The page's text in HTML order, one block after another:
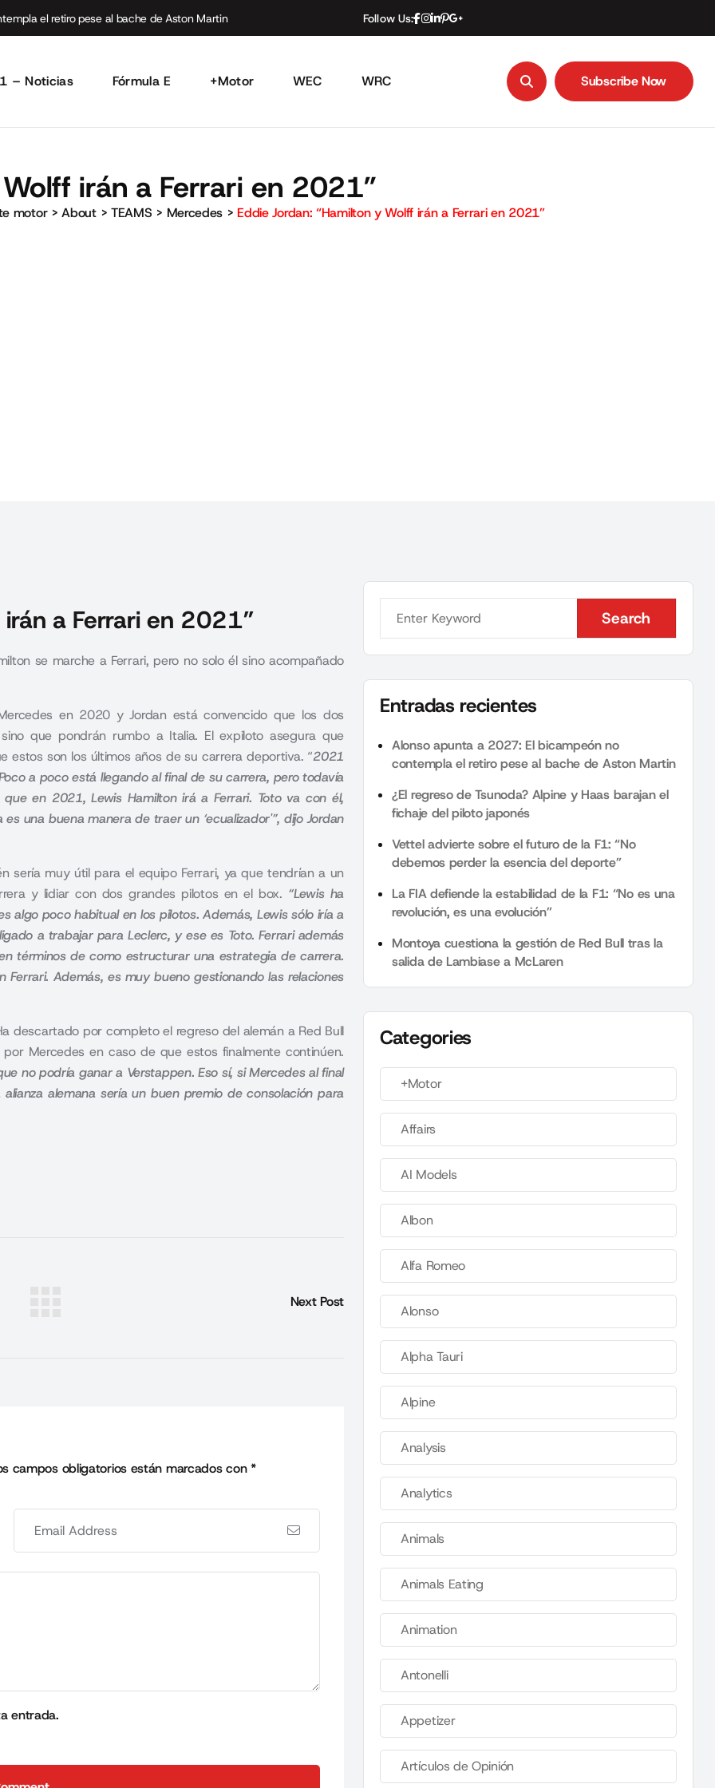
el retiro pese al bache de Aston Martin Follow Us:
– Noticias Fórmula E +Motor WEC WRC Subscribe Now
irán a Ferrari en 2021”
motor>About> TEAMS > Mercedes >Eddie Jordan: “Hamilton y Wolff irán a Ferrari en 2021”
a Ferrari en 2021”
se marche a Ferrari, pero no solo él sino acompañado
en 2020 y Jordan está convencido que los dos
que pondrán rumbo a Italia. El expiloto asegura que
estos son los últimos años de su carrera deportiva. “2021
a poco está llegando al final de su carrera, pero todavía
que en 2021, Lewis Hamilton irá a Ferrari. Toto va con él,
una buena manera de traer un ‘ecualizador'”, dijo Jordan
sería muy útil para el equipo Ferrari, ya que tendrían a un
y lidiar con dos grandes pilotos en el box. “Lewis ha
algo poco habitual en los pilotos. Además, Lewis sólo iría a
a trabajar para Leclerc, y ese es Toto. Ferrari además
términos de como estructurar una estrategia de carrera.
Además, es muy bueno gestionando las relaciones
descartado por completo el regreso del alemán a Red Bull
Mercedes en caso de que estos finalmente continúen.
no podría ganar a Verstappen. Eso sí, si Mercedes al final
alianza alemana sería un buen premio de consolación para
Next Post
campos obligatorios están marcados con*
entrada.
Search
Search
Entradas recientes
Alonso apunta a 2027: El bicampeón no
contempla el retiro pese al bache de Aston Martin
¿El regreso de Tsunoda? Alpine y Haas barajan el
fichaje del piloto japonés
Vettel advierte sobre el futuro de la F1: “No
debemos perder la esencia del deporte”
La FIA defiende la estabilidad de la F1: “No es una
revolución, es una evolución”
Montoya cuestiona la gestión de Red Bull tras la
salida de Lambiase a McLaren
Categories
+Motor
Affairs
AI Models
Albon
Alfa Romeo
Alonso
Alpha Tauri
Alpine
Analysis
Analytics
Animals
Animals Eating
Animation
Antonelli
Appetizer
Artículos de Opinión